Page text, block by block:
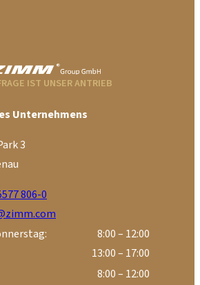
IST UNSER ANTRIEB
Unternehmens
3
806-0
8:00 – 12:00
13:00 – 17:00
8:00 – 12:00